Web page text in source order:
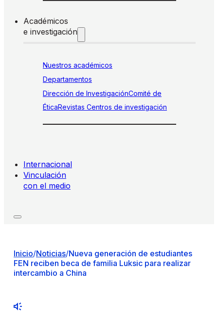
Académicos
e investigación
Nuestros académicos
Departamentos
Dirección de InvestigaciónComité de
ÉticaRevistas Centros de investigación
Internacional
Vinculación
con el medio
Inicio/Noticias/Nueva generación de estudiantes
FEN reciben beca de familia Luksic para realizar
intercambio a China